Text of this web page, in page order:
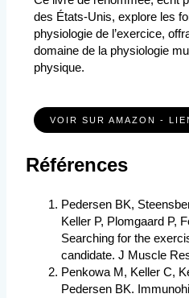
des États-Unis, explore les
physiologie de l’exercice,
domaine de la physiologie
physique.
VOIR SUR AMAZON -
Références
Pedersen BK,
Keller P, Plomgaard P,
Searching for the
candidate. J Muscle
Penkowa M, Keller C,
Pedersen BK.